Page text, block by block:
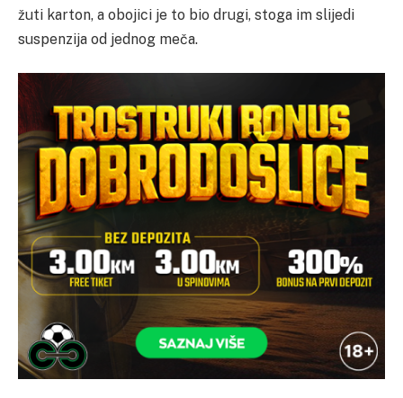
žuti karton, a obojici je to bio drugi, stoga im slijedi
suspenzija od jednog meča.